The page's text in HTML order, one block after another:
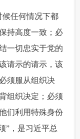
任何情况下都
持高度一致；必
一切忠实于党的
请示的请示，该
须服从组织决
组织决定；必须
们利用特殊身份
”，是习近平总